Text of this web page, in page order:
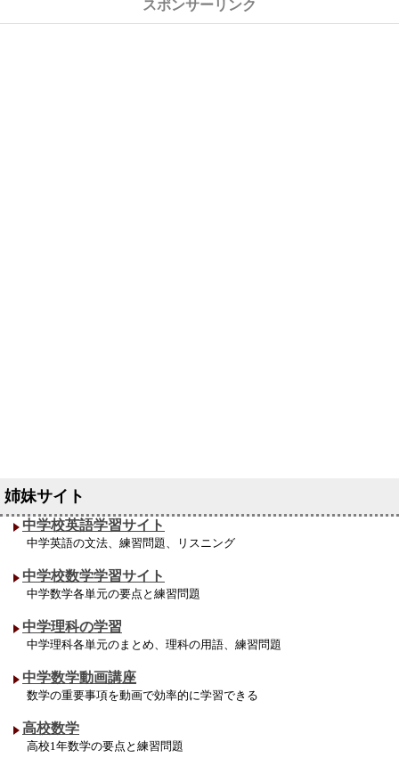
中学校英語学習サイト
中学英語の文法、練習問題、リスニング
中学校数学学習サイト
中学数学各単元の要点と練習問題
中学理科の学習
中学理科各単元のまとめ、理科の用語、練習問題
中学数学動画講座
数学の重要事項を動画で効率的に学習できる
高校数学
高校1年数学の要点と練習問題